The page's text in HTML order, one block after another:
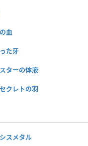
血
た牙
ターの体液
クレトの羽
スメタル